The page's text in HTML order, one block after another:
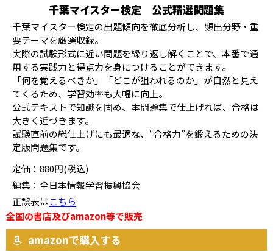
千葉マイスター検定 公式精選問題集
千葉マイスター検定の出題傾向を徹底分析し、頻出分野・重
要テーマを厳選収録。
実際の試験形式に近い問題を繰り返し解くことで、本番で通
用する実践力と得点力を身につけることができます。
「何を覚えるべきか」「どこが狙われるのか」が自然と見え
てくるため、学習効率も大幅に向上。
公式テキストで知識を固め、本問題集で仕上げれば、合格は
大きく近づきます。
試験直前の総仕上げにも最適な、“合格力”を鍛えるための決
定版問題集です。
定価：880円(税込)
編集：全日本情報学習振興協会
正誤表はこちら
全国の書店及びamazon等で販売
amazonで購入する